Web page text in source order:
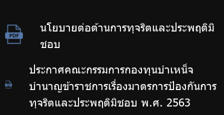
นโยบายต่อต้านการทุจริตและประพฤติมิ
ชอบ
ประกาศคณะกรรมการกองทุนบำเหน็จ
บำนาญข้าราชการเรื่องมาตรการป้องกันการ
ทุจริตและประพฤติมิชอบ พ.ศ. 2563